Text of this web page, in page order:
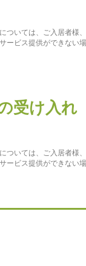
ついては、ご入居者様
ービス提供ができない
受け入れ
ついては、ご入居者様
ービス提供ができない